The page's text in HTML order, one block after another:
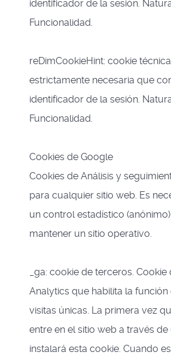
identificador de la sesión.
Funcionalidad.
reDimCookieHint: cookie
estrictamente necesaria que
identificador de la sesión.
Funcionalidad.
Cookies de Google
Cookies de Análisis y
para cualquier sitio web. Es
un control estadístico
mantener un sitio operativo.
_ga: cookie de terceros.
Analytics que habilita la
visitas únicas. La primera vez
entre en el sitio web a través
instalará esta cookie. Cuando